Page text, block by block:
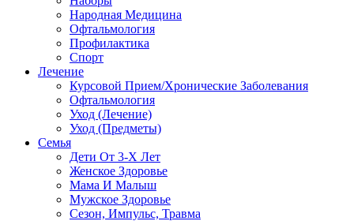
Народная Медицина
Офтальмология
Профилактика
Спорт
Лечение
Курсовой Прием/Хронические Заболевания
Офтальмология
Уход (Лечение)
Уход (Предметы)
Семья
Дети От 3-Х Лет
Женское Здоровье
Мама И Малыш
Мужское Здоровье
Сезон, Импульс, Травма